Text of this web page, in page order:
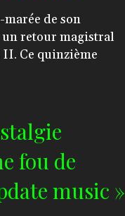
retour magistral
II. Ce quinzième
fou de
music »